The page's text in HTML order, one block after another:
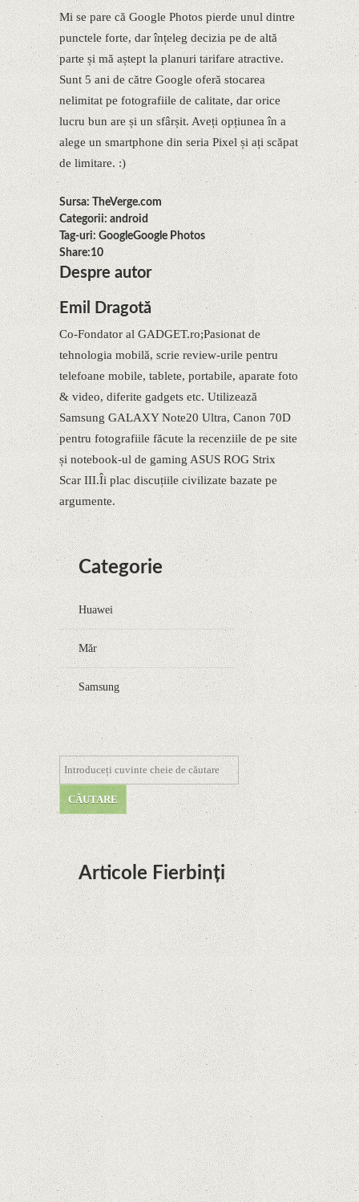
Mi se pare că Google Photos pierde unul dintre
punctele forte, dar înțeleg decizia pe de altă
parte și mă aștept la planuri tarifare atractive.
Sunt 5 ani de către Google oferă stocarea
nelimitat pe fotografiile de calitate, dar orice
lucru bun are și un sfârșit. Aveți opțiunea în a
alege un smartphone din seria Pixel și ați scăpat
de limitare. :)
Sursa: TheVerge.com
Categorii: android
Tag-uri: GoogleGoogle Photos
Share:10
Despre autor
Emil Dragotă
Co-Fondator al GADGET.ro;Pasionat de
tehnologia mobilă, scrie review-urile pentru
telefoane mobile, tablete, portabile, aparate foto
& video, diferite gadgets etc. Utilizează
Samsung GALAXY Note20 Ultra, Canon 70D
pentru fotografiile făcute la recenziile de pe site
și notebook-ul de gaming ASUS ROG Strix
Scar III.Îi plac discuțiile civilizate bazate pe
argumente.
Categorie
Huawei
Măr
Samsung
Articole Fierbinți
Dota Anime venind la Netflix în această lună de
la Legenda Korra Studio Mir
Curtea Supremă reglementează în favoarea
Google în Oracle Java Fight
Zvon: aplicațiile Google nu se mai pot instala pe
terminalele Huawei cu procesoare Kirin
Huawei P50 primeşte o posibilă dată de lansare
şi e mai curând decât credeam; Are cameră
telephoto cu zoom optic variabil